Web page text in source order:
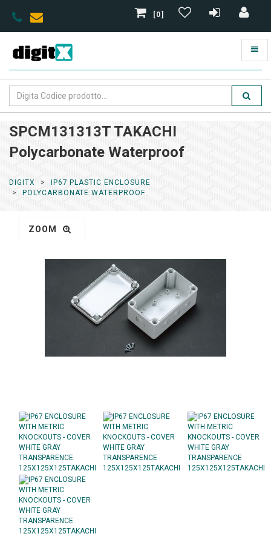
[0]
SPCM131313T TAKACHI
Polycarbonate Waterproof
DIGITX
IP67 PLASTIC ENCLOSURE
POLYCARBONATE WATERPROOF
ZOOM